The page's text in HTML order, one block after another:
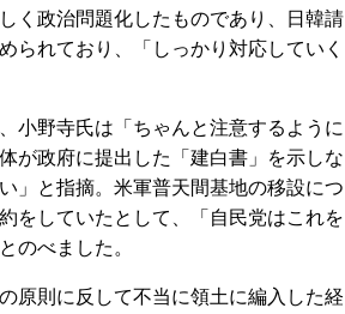
く政治問題化したものであり、日韓請
られており、「しっかり対応していく
小野寺氏は「ちゃんと注意するように
が政府に提出した「建白書」を示しな
」と指摘。米軍普天間基地の移設につ
をしていたとして、「自民党はこれを
のべました。
原則に反して不当に領土に編入した経